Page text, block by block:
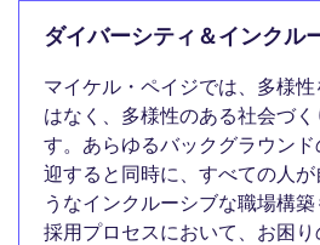
ダイバーシティ＆インクル
マイケル・ペイジでは、多様
はなく、多様性のある社会づ
す。あらゆるバックグラウン
迎すると同時に、すべての人
うなインクルーシブな職場構築
採用プロセスにおいて、お困